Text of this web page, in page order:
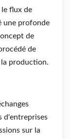
flux de
une profonde
de
de
production.
d'entreprises
sur la